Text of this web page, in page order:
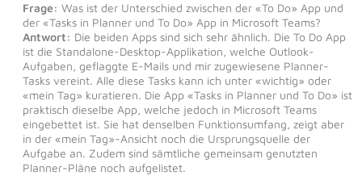
Frage: Was ist der Unterschied zwischen der «To Do» App und
der «Tasks in Planner und To Do» App in Microsoft Teams?
Antwort: Die beiden Apps sind sich sehr ähnlich. Die To Do App
ist die Standalone-Desktop-Applikation, welche Outlook-
Aufgaben, geflaggte E-Mails und mir zugewiesene Planner-
Tasks vereint. Alle diese Tasks kann ich unter «wichtig» oder
«mein Tag» kuratieren. Die App «Tasks in Planner und To Do» ist
praktisch dieselbe App, welche jedoch in Microsoft Teams
eingebettet ist. Sie hat denselben Funktionsumfang, zeigt aber
in der «mein Tag»-Ansicht noch die Ursprungsquelle der
Aufgabe an. Zudem sind sämtliche gemeinsam genutzten
Planner-Pläne noch aufgelistet.